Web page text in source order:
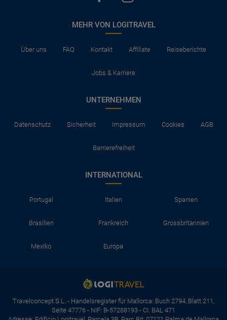
MEHR VON LOGITRAVEL
Über uns FAQ Kontakt Affiliate Reiseberichte
Jobs & Karriere
UNTERNEHMEN
Datenschutz Sicherheit Impressum Cookies AGB
Barrierefreiheit
INTERNATIONAL
Portugal Italien Spanien
Brasilien Frankreich Grossbritannien
Mexiko Europa
Travelconcept S.L. - Handelsregister für Mallorca: Buch 2794, Blatt 211,
Seite 47776 - NIF: B-57288193 - CI. BAL 471